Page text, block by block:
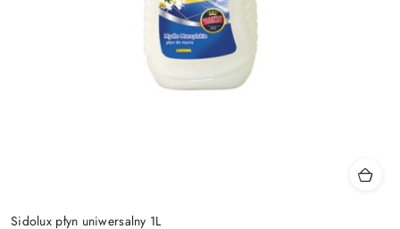
Sidolux płyn uniwersalny 1L